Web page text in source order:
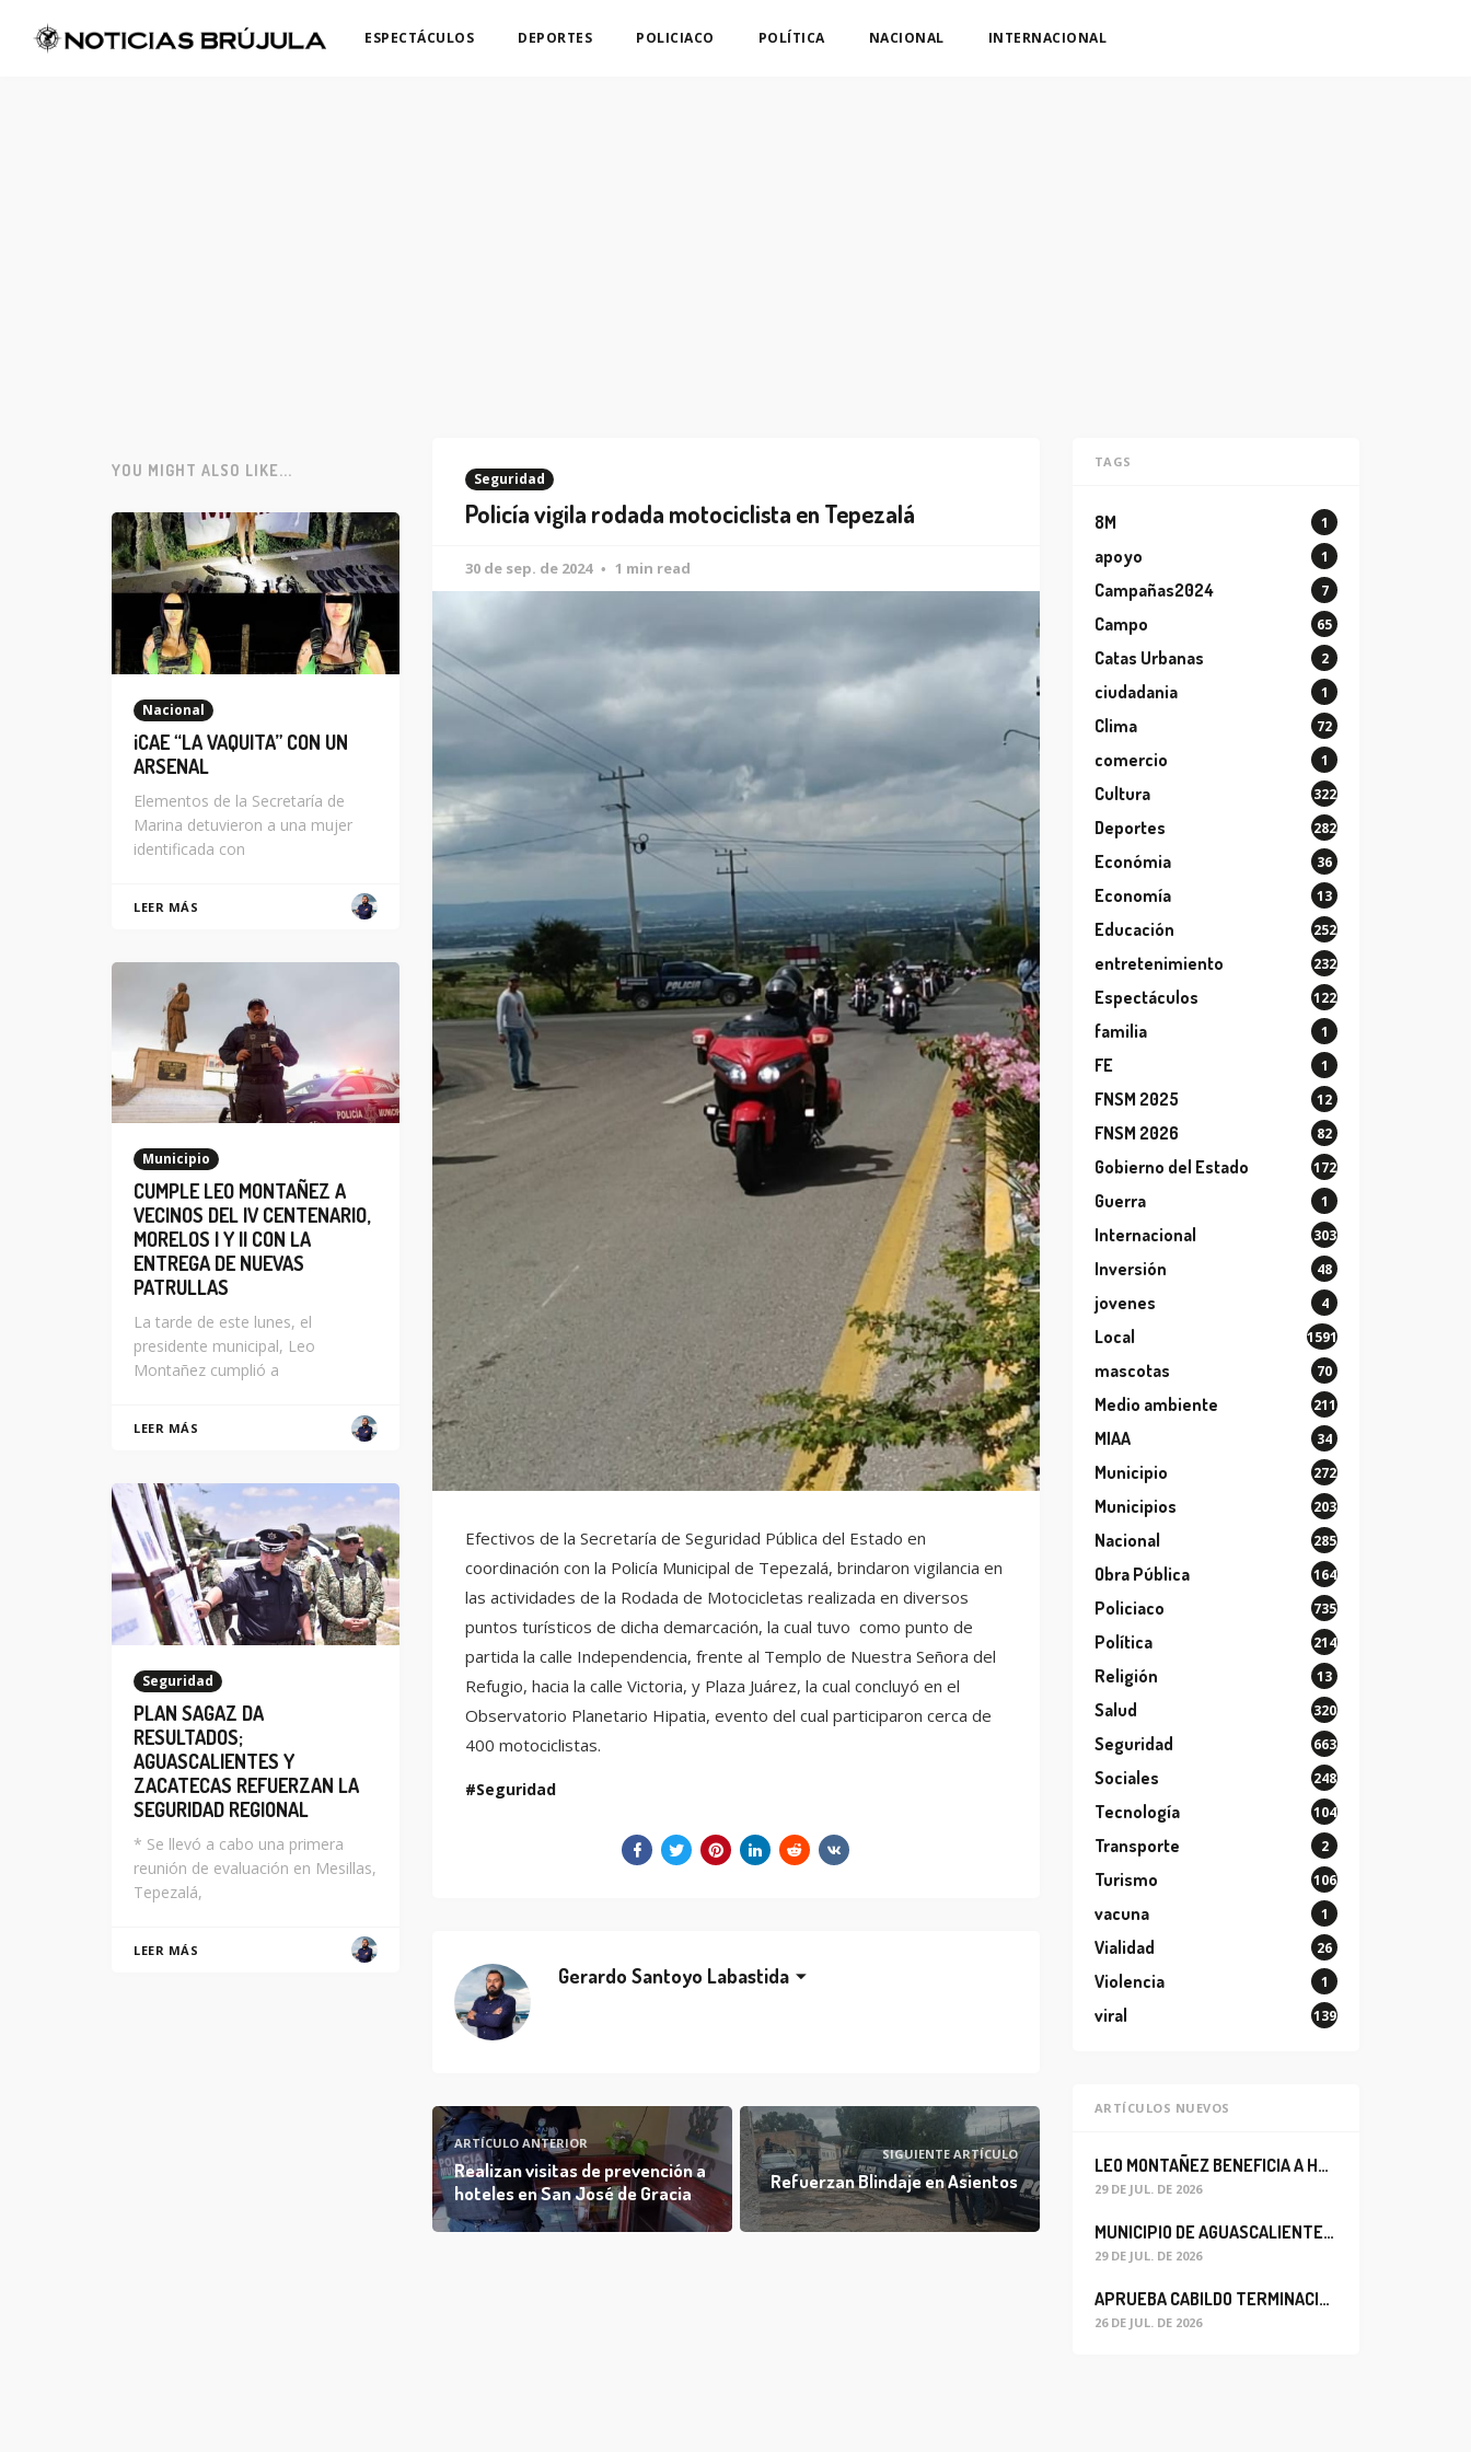
ESPECTÁCULOS DEPORTES POLICIACO POLÍTICA NACIONAL INTERNACIONAL
Seguridad
Policía vigila rodada motociclista en Tepezalá
30 de sep. de 2024 1 min read
Efectivos de la Secretaría de Seguridad Pública del Estado en
coordinación con la Policía Municipal de Tepezalá, brindaron vigilancia en
las actividades de la Rodada de Motocicletas realizada en diversos
puntos turísticos de dicha demarcación, la cual tuvo como punto de
partida la calle Independencia, frente al Templo de Nuestra Señora del
Refugio, hacia la calle Victoria, y Plaza Juárez, la cual concluyó en el
Observatorio Planetario Hipatia, evento del cual participaron cerca de
400 motociclistas.
Seguridad
Gerardo Santoyo Labastida
ARTÍCULO ANTERIOR
Realizan visitas de prevención a
hoteles en San José de Gracia
SIGUIENTE ARTÍCULO
Refuerzan Blindaje en Asientos
YOU MIGHT ALSO LIKE...
Nacional
¡CAE “LA VAQUITA” CON UN
ARSENAL
Elementos de la Secretaría de
Marina detuvieron a una mujer
identificada con
LEER MÁS
Municipio
CUMPLE LEO MONTAÑEZ A
VECINOS DEL IV CENTENARIO,
MORELOS I Y II CON LA
ENTREGA DE NUEVAS
PATRULLAS
La tarde de este lunes, el
presidente municipal, Leo
Montañez cumplió a
LEER MÁS
Seguridad
PLAN SAGAZ DA
RESULTADOS;
AGUASCALIENTES Y
ZACATECAS REFUERZAN LA
SEGURIDAD REGIONAL
* Se llevó a cabo una primera
reunión de evaluación en Mesillas,
Tepezalá,
LEER MÁS
TAGS
8M 1
apoyo 1
Campañas2024 7
Campo 65
Catas Urbanas 2
ciudadania 1
Clima 72
comercio 1
Cultura 322
Deportes 282
Económia 36
Economía 13
Educación 252
entretenimiento 232
Espectáculos 122
familia 1
FE 1
FNSM 2025 12
FNSM 2026 82
Gobierno del Estado 172
Guerra 1
Internacional 303
Inversión 48
jovenes 4
Local 1591
mascotas 70
Medio ambiente 211
MIAA 34
Municipio 272
Municipios 203
Nacional 285
Obra Pública 164
Policiaco 735
Política 214
Religión 13
Salud 320
Seguridad 663
Sociales 248
Tecnología 104
Transporte 2
Turismo 106
vacuna 1
Vialidad 26
Violencia 1
viral 139
ARTÍCULOS NUEVOS
LEO MONTAÑEZ BENEFICIA A HABITANTES DEL BARRIO DE LA SALUD CON MEJORA DEL ALCANTARILLADO SANITARIO
29 DE JUL. DE 2026
MUNICIPIO DE AGUASCALIENTES REABRE CIRCULACIÓN VEHICULAR EN LA CALLE JOSEFA ORTIZ DE DOMÍNGUEZ
29 DE JUL. DE 2026
APRUEBA CABILDO TERMINACIÓN ANTICIPADA DEL CONTRATO PARA EL PROYECTO DE MODERNIZACIÓN DEL SISTEMA DE ALUMBRADO
26 DE JUL. DE 2026